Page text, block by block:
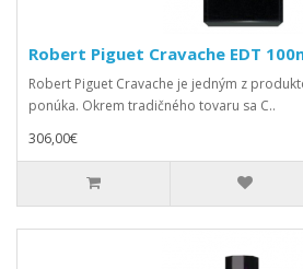
Robert Piguet Cravache EDT
Robert Piguet Cravache je jedným z
ponúka. Okrem tradičného tovaru sa C..
306,00€